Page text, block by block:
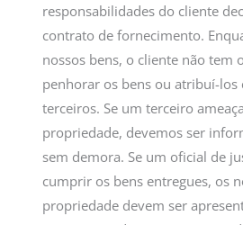
responsabilidades do cliente
contrato de fornecimento.
nossos bens, o cliente não tem
penhorar os bens ou atribuí-los
terceiros. Se um terceiro
propriedade, devemos ser
sem demora. Se um oficial de
cumprir os bens entregues, os
propriedade devem ser